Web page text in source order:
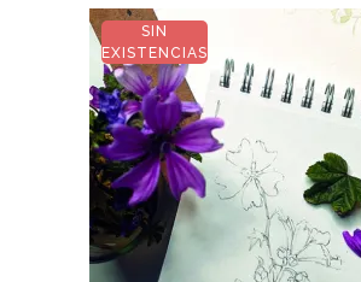
SIN
EXISTENCIAS